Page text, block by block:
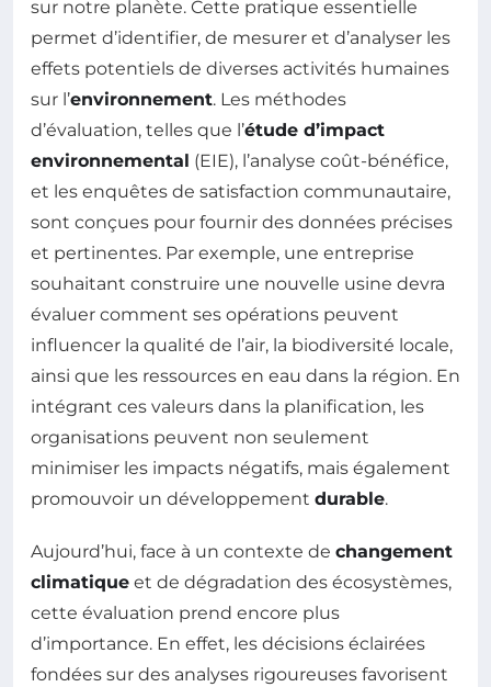
sur notre planète. Cette pratique essentielle
permet d’identifier, de mesurer et d’analyser les
effets potentiels de diverses activités humaines
sur l’environnement. Les méthodes
d’évaluation, telles que l’étude d’impact
environnemental (EIE), l’analyse coût-bénéfice,
et les enquêtes de satisfaction communautaire,
sont conçues pour fournir des données précises
et pertinentes. Par exemple, une entreprise
souhaitant construire une nouvelle usine devra
évaluer comment ses opérations peuvent
influencer la qualité de l’air, la biodiversité locale,
ainsi que les ressources en eau dans la région. En
intégrant ces valeurs dans la planification, les
organisations peuvent non seulement
minimiser les impacts négatifs, mais également
promouvoir un développement durable.
Aujourd’hui, face à un contexte de changement
climatique et de dégradation des écosystèmes,
cette évaluation prend encore plus
d’importance. En effet, les décisions éclairées
fondées sur des analyses rigoureuses favorisent